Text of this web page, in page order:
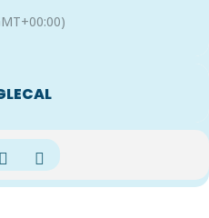
de sucreries, oui oui !).
pour débuter ou terminer